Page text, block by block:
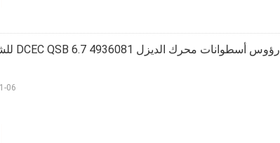
رؤوس أسطوانات محرك الديزل DCEC QSB 6.7 4936081 للشاحنات الثقيلة